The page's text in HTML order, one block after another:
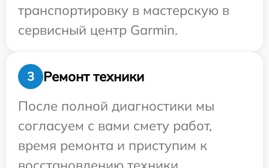
транспортировку в мастерскую в
сервисный центр Garmin.
3
Ремонт техники
После полной диагностики мы
согласуем с вами смету работ,
время ремонта и приступим к